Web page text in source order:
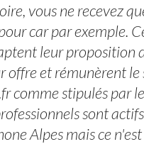
vous ne recevez
car par exemple.
leur proposition
offre et rémunèrent le
comme stipulés par
sont
Alpes mais ce